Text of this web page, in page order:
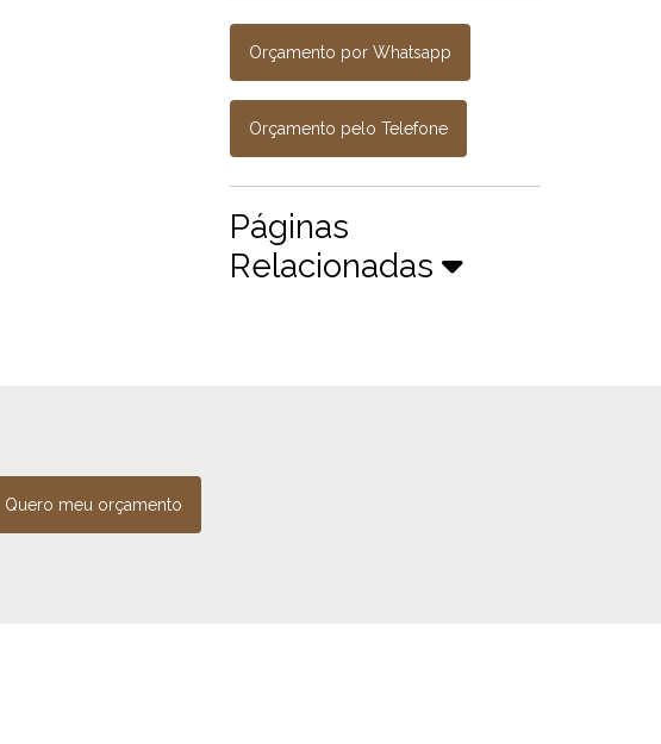
Orçamento por Whatsapp
Orçamento pelo Telefone
Páginas
Relacionadas
Quero meu orçamento